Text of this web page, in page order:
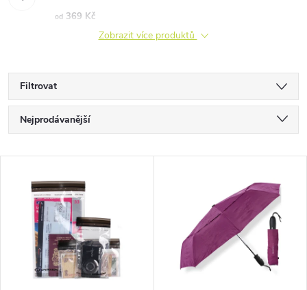
od 369 Kč
Zobrazit více produktů
Filtrovat
Ř
a
Nejprodávanější
Abecedně